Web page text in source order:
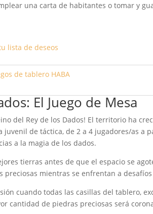
una carta de habitantes o tomar y
lista de deseos
de tablero HABA
El Juego de Mesa
del Rey de los Dados! El territorio ha
juvenil de táctica, de 2 a 4 jugadores/as
a la magia de los dados.
tierras antes de que el espacio se
preciosas mientras se enfrentan a desafíos
cuando todas las casillas del tablero,
cantidad de piedras preciosas será